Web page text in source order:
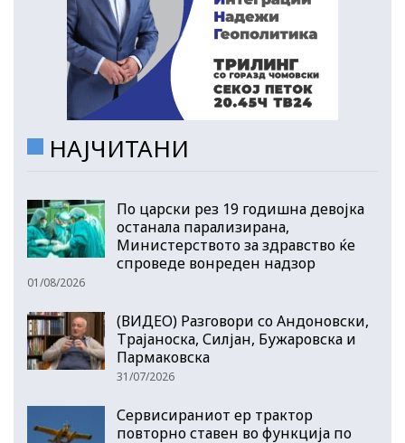
НАЈЧИТАНИ
По царски рез 19 годишна девојка
останала парализирана,
Министерството за здравство ќе
спроведе вонреден надзор
01/08/2026
(ВИДЕО) Разговори со Андоновски,
Трајаноска, Силјан, Бужаровска и
Пармаковска
31/07/2026
Сервисираниот ер трактор
повторно ставен во функција по